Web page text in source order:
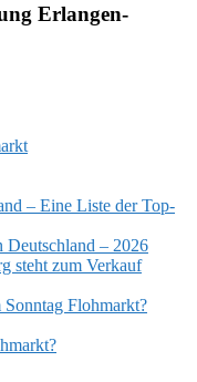
Erlangen-
– Eine Liste der Top-
Deutschland – 2026
steht zum Verkauf
Flohmarkt?